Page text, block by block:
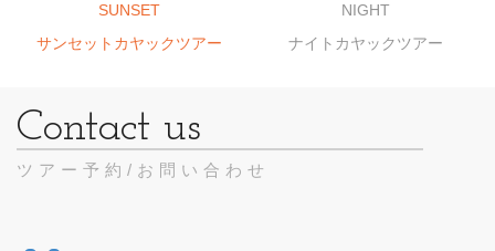
SUNSET
サンセットカヤックツアー
NIGHT
ナイトカヤックツアー
ツアー予約/お問い合わせ